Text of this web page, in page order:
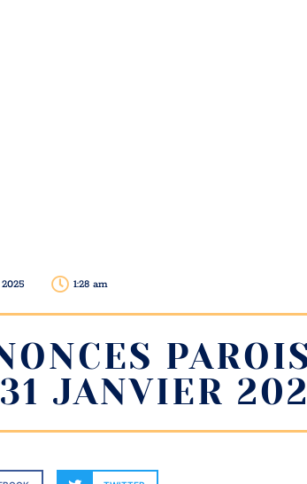
1:28 am
JANVIER